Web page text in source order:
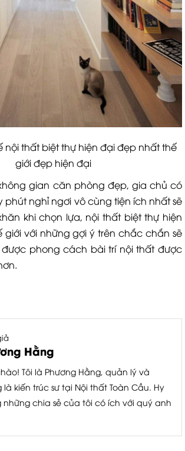
biệt thự hiện đại đẹp nhất thế
giới đẹp hiện đại
gian căn phòng đẹp, gia chủ có
nghỉ ngơi vô cùng tiện ích nhất sẽ
khi chọn lựa, nội thất biệt thự hiện
với những gợi ý trên chắc chắn sẽ
phong cách bài trí nội thất được
Hằng
Tôi là Phương Hằng, quản lý và
là kiến trúc sư tại Nội thất Toàn Cầu. Hy
những chia sẻ của tôi có ích với quý anh